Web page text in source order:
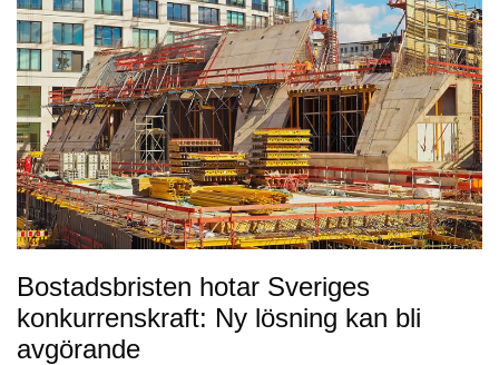
Bostadsbristen hotar Sveriges
konkurrenskraft: Ny lösning kan bli
avgörande